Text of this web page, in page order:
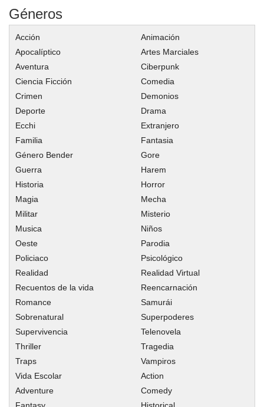
Capitulo 93: Cenicienta
Capitulo 92: La apertura del festival de la academia Dian
Capitulo 91: La noche antes del festival
Capitulo 90: Preparación para el festival escolar (Combate)
Capitulo 88: Preparaciones para el festival escolar
Capitulo 87: Preparación para el festival escolar (Simulación de
Capitulo 86: La noche de Walpurgis
Capitulo 85: Lynx
Capitulo 84: La orden vs Aleister
Capitulo 82: La primicia de los profesores
Capitulo 81: El resfriado mágico de Io
Capitulo 80: Cárcel
Capitulo 79: Epílogo
Capitulo 78: Los caballeros
Capitulo 76: Renacimiento
Capitulo 75: Arc
Capitulo 74: Tridente mágico
Capitulo 73: La ira de Spica
Capitulo 72: Hana & Aria
Géneros
Acción
Animación
Apocalíptico
Artes Marciales
Aventura
Ciberpunk
Ciencia Ficción
Comedia
Crimen
Demonios
Deporte
Drama
Ecchi
Extranjero
Familia
Fantasia
Género Bender
Gore
Guerra
Harem
Historia
Horror
Magia
Mecha
Militar
Misterio
Musica
Niños
Oeste
Parodia
Policiaco
Psicológico
Realidad
Realidad Virtual
Recuentos de la vida
Reencarnación
Romance
Samurái
Sobrenatural
Superpoderes
Supervivencia
Telenovela
Thriller
Tragedia
Traps
Vampiros
Vida Escolar
Action
Adventure
Comedy